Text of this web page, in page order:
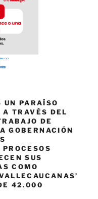
UN PARAÍSO
A TRAVÉS DEL
DE
GOBERNACIÓN
SUS
COMO
42.000